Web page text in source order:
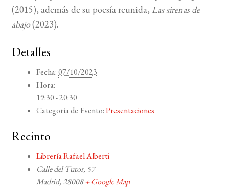
(2015), además de su poesía reunida, Las sirenas de
abajo(2023).
Detalles
Fecha:07/10/2023
Hora:
19:30 - 20:30
Categoría de Evento:Presentaciones
Recinto
Librería Rafael Alberti
Calle del Tutor, 57
Madrid,28008 + Google Map